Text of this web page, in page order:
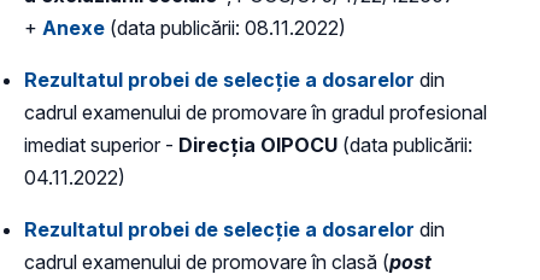
+ Anexe (data publicării: 08.11.2022)
Rezultatul probei de selecție a dosarelor din
cadrul examenului de promovare în gradul profesional
imediat superior - Direcția OIPOCU (data publicării:
04.11.2022)
Rezultatul probei de selecție a dosarelor din
cadrul examenului de promovare în clasă (post